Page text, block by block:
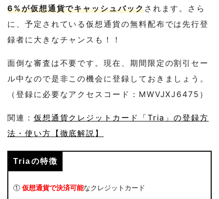
6%が仮想通貨でキャッシュバックされます。さら
に、予定されている仮想通貨の無料配布では先行登
録者に大きなチャンスも！！
面倒な審査は不要です。現在、期間限定の割引セー
ル中なので是非この機会に登録しておきましょう。
（登録に必要なアクセスコード：MWVJXJ6475）
関連： 仮想通貨クレジットカード「Tria」の登録方
法・使い方【徹底解説】
Triaの特徴
① 仮想通貨で決済可能なクレジットカード